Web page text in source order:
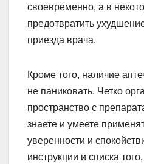
своевременно, а в
предотвратить
приезда врача.
Кроме того, наличие
не паниковать. Четко
пространство с
знаете и умеете
уверенности и
инструкции и списка